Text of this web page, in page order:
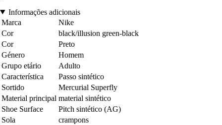
Informações adicionais
Marca
Nike
Cor
black/illusion green-black
Cor
Preto
Género
Homem
Grupo etário
Adulto
Característica
Passo sintético
Sortido
Mercurial Superfly
Material principal material sintético
Shoe Surface
Pitch sintético (AG)
Sola
crampons